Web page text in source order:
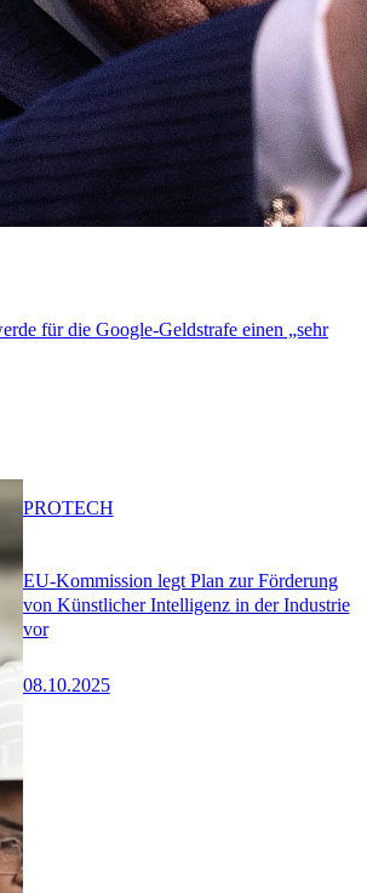
für die Google-Geldstrafe einen „sehr
EU-Kommission legt Plan zur Förderung
von Künstlicher Intelligenz in der Industrie
vor
08.10.2025
PROTECH